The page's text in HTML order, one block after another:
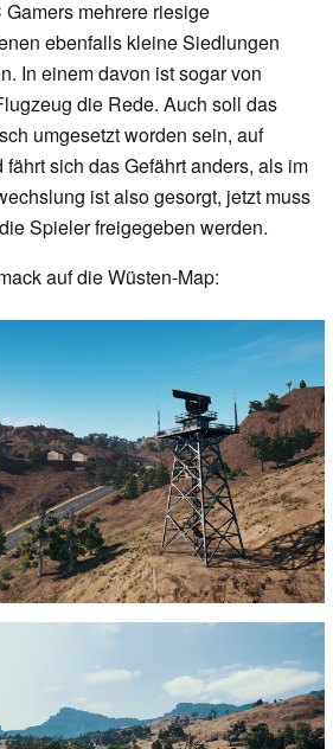
mehrere riesige
ebenfalls kleine Siedlungen
In einem davon ist sogar von
die Rede. Auch soll das
umgesetzt worden sein, auf
sich das Gefährt anders, als im
ist also gesorgt, jetzt muss
Spieler freigegeben werden.
auf die Wüsten-Map: